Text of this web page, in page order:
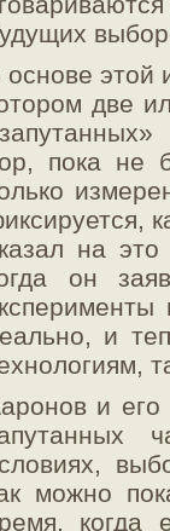
основе этой
две
пока не
на
он
и
и его
можно
когда